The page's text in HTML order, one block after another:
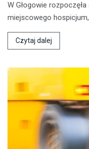
W Głogowie
miejscowego
Czytaj dalej